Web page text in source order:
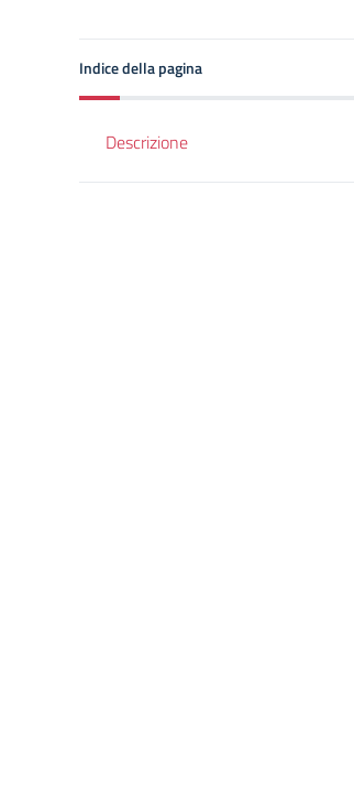
Indice della pagina
Descrizione